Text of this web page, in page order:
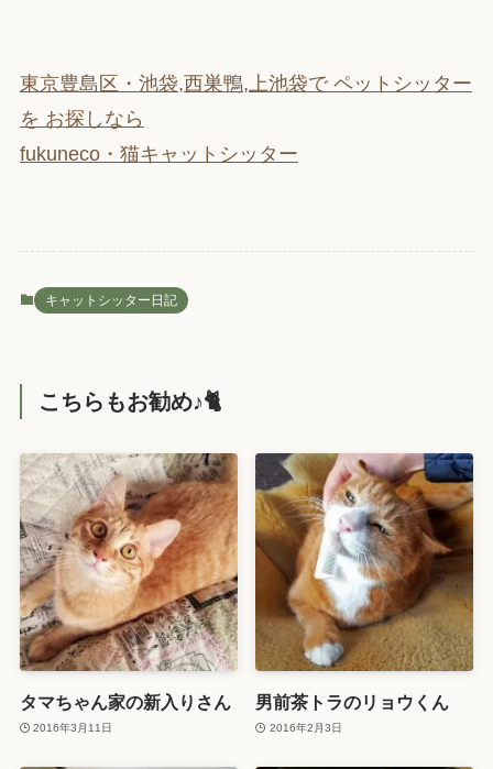
東京豊島区・池袋,西巣鴨,上池袋で ペットシッター
を お探しなら
fukuneco・猫キャットシッター
キャットシッター日記
こちらもお勧め♪🐈️
タマちゃん家の新入りさん
2016年3月11日
男前茶トラのリョウくん
2016年2月3日